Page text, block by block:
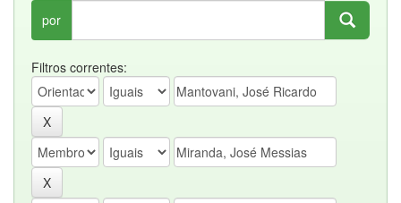
por
Filtros correntes: